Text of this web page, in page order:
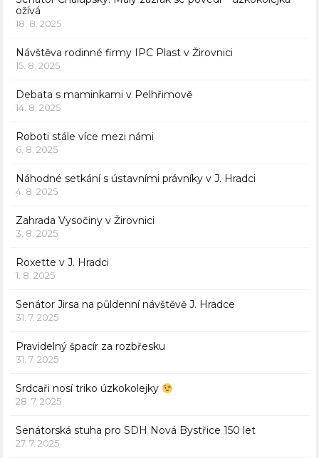
ožívá
18. 8. 2025
Návštěva rodinné firmy IPC Plast v Žirovnici
15. 8. 2025
Debata s maminkami v Pelhřimově
14. 8. 2025
Roboti stále více mezi námi
6. 8. 2025
Náhodné setkání s ústavními právníky v J. Hradci
4. 8. 2025
Zahrada Vysočiny v Žirovnici
3. 8. 2025
Roxette v J. Hradci
1. 8. 2025
Senátor Jirsa na půldenní návštěvě J. Hradce
31. 7. 2025
Pravidelný špacír za rozbřesku
31. 7. 2025
Srdcaři nosí triko úzkokolejky
28. 7. 2025
Senátorská stuha pro SDH Nová Bystřice 150 let
27. 7. 2025